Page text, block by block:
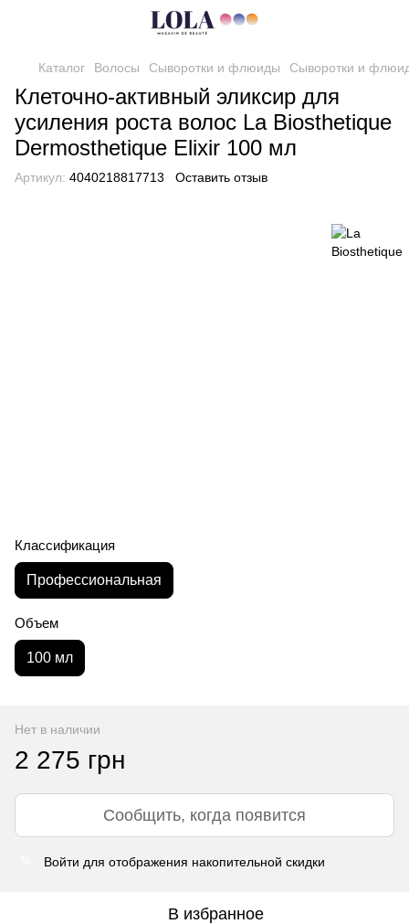
Каталог Волосы Сыворотки и флюиды Сыворотки и
Клеточно-активный эликсир для
усиления роста волос La Biosthetique
Dermosthetique Elixir 100 мл
Артикул: 4040218817713 Оставить отзыв
Классификация
Профессиональная
Объем
100 мл
Нет в наличии
2 275 грн
Сообщить, когда появится
Войти для отображения накопительной скидки
В избранное